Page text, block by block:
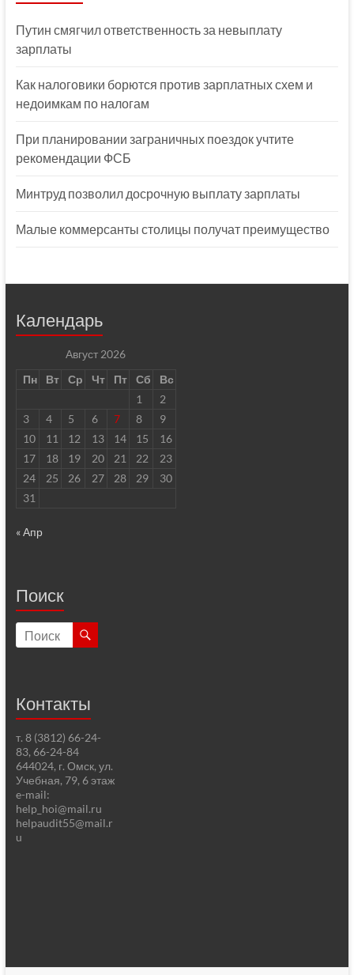
Путин смягчил ответственность за невыплату
зарплаты
Как налоговики борются против зарплатных схем и
недоимкам по налогам
При планировании заграничных поездок учтите
рекомендации ФСБ
Минтруд позволил досрочную выплату зарплаты
Малые коммерсанты столицы получат преимущество
Календарь
Август 2026
Пн
Вт Ср Чт Пт Сб
Вс
1
2
3
4 5 6 7 8
9
10
11 12 13 14 15
16
17
18 19 20 21 22
23
24
25 26 27 28 29
30
31
« Апр
Поиск
Контакты
т. 8 (3812) 66-24-
83, 66-24-84
644024, г. Омск, ул.
Учебная, 79, 6 этаж
e-mail:
help_hoi@mail.ru
helpaudit55@mail.r
u